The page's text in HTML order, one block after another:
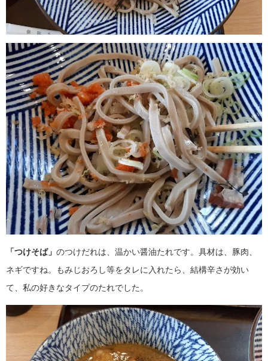
「つけそば」 のつけだれは、温かい醤油たれです。具材は、豚肉、
ネギですね。もみじおろし等をタレに入れたら、結構辛さが効い
て、私の好きなタイプのたれでした。